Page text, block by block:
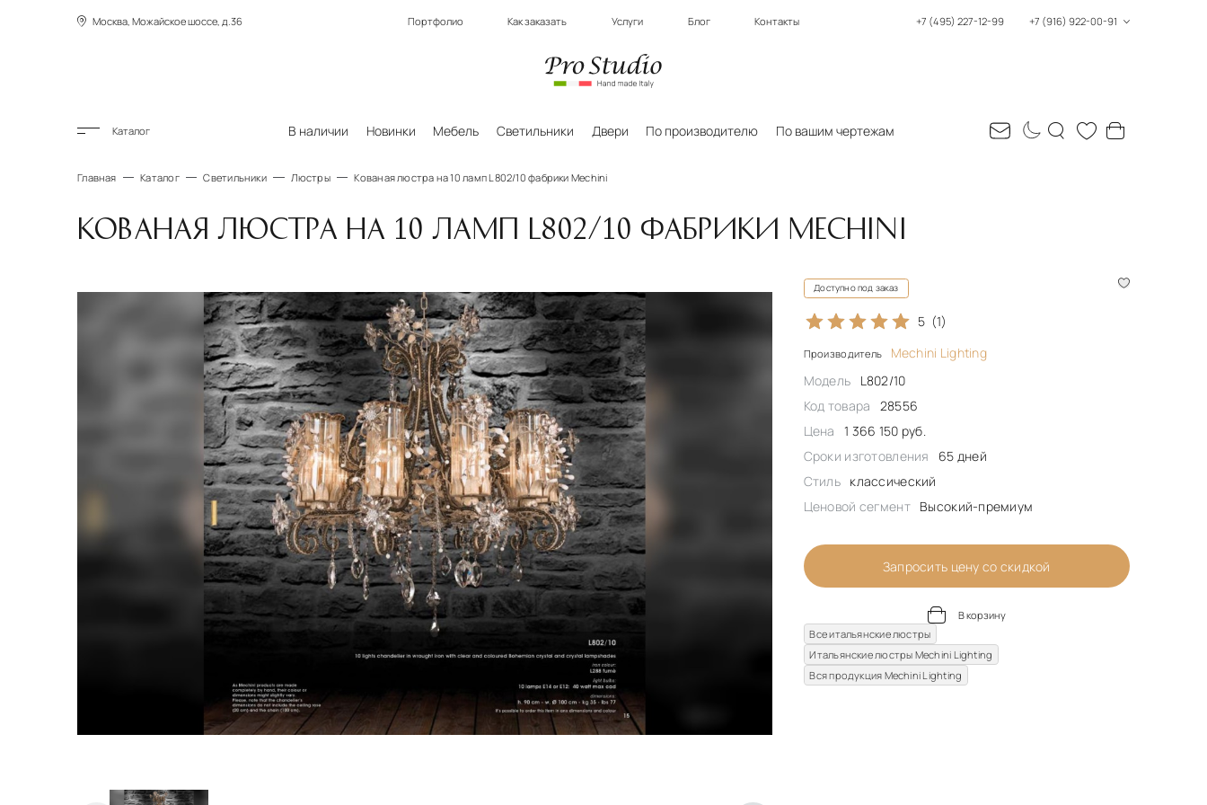
Москва, Можайское шоссе, д.36 Портфолио Как заказать Услуги Блог Контакты +7 (495) 227-12-99 +7 (916) 922-00-91
Каталог В наличии Новинки Мебель Светильники Двери По производителю По вашим чертежам
Главная Каталог Светильники Люстры Кованая люстра на 10 ламп L802/10 фабрики Mechini
КОВАНАЯ ЛЮСТРА НА 10 ЛАМП L802/10 ФАБРИКИ MECHINI
Доступно под заказ
5 (1)
Производитель
Mechini Lighting
Модель
L802/10
Код товара
28556
Цена
1 366 150 руб.
Сроки изготовления
65 дней
Стиль классический
Ценовой сегмент Высокий-премиум
Запросить цену со скидкой
В корзину
Все итальянские люстры
Итальянские люстры Mechini Lighting
Вся продукция Mechini Lighting